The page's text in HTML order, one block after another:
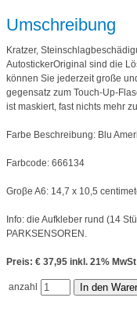
Umschreibung
Kratzer,
AutostickerOriginal sind die
können Sie jederzeit große
gegensatz zum Touch-Up-
ist maskiert, fast nichts mehr
Farbe Beschreibung: Blu
Farbcode: 666134
Groβe A6: 14,7 x 10,5
Info: die Aufkleber rund (14
PARKSENSOREN.
Preis: € 37,95 inkl. 21%
anzahl